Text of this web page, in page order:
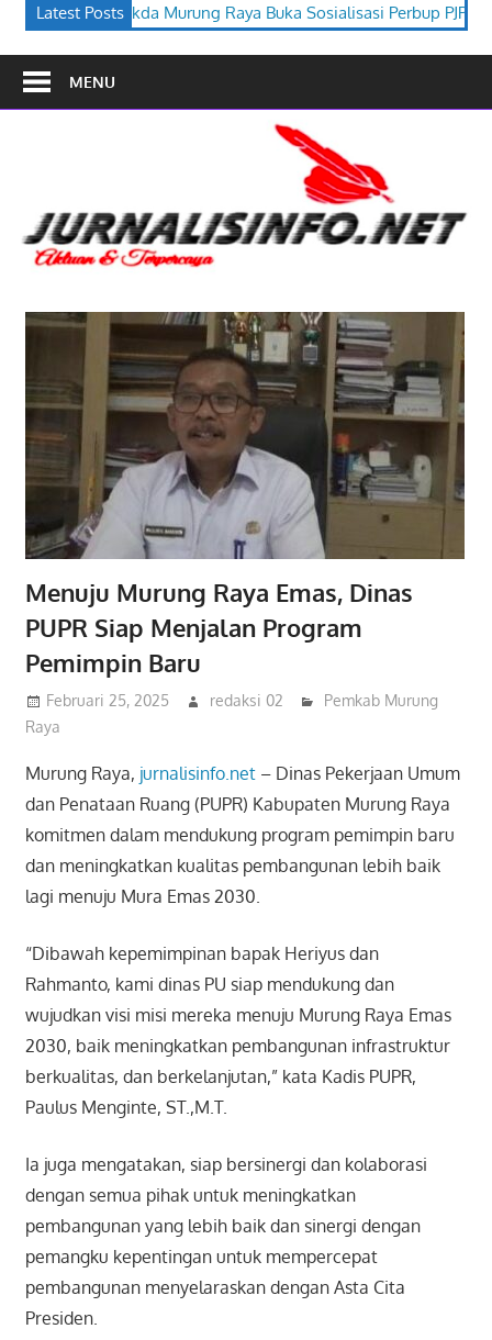
Latest Posts
Buka Sosialisasi Perbup PJPK 2026–2030 Festival
MENU
Menuju Murung Raya Emas, Dinas
PUPR Siap Menjalan Program
Pemimpin Baru
Februari 25, 2025 redaksi 02
Pemkab Murung
Raya
Murung Raya, jurnalisinfo.net– Dinas Pekerjaan Umum
dan Penataan Ruang (PUPR) Kabupaten Murung Raya
komitmen dalam mendukung program pemimpin baru
dan meningkatkan kualitas pembangunan lebih baik
lagi menuju Mura Emas 2030.
“Dibawah kepemimpinan bapak Heriyus dan
Rahmanto, kami dinas PU siap mendukung dan
wujudkan visi misi mereka menuju Murung Raya Emas
2030, baik meningkatkan pembangunan infrastruktur
berkualitas, dan berkelanjutan,” kata Kadis PUPR,
Paulus Menginte, ST.,M.T.
Ia juga mengatakan, siap bersinergi dan kolaborasi
dengan semua pihak untuk meningkatkan
pembangunan yang lebih baik dan sinergi dengan
pemangku kepentingan untuk mempercepat
pembangunan menyelaraskan dengan Asta Cita
Presiden.